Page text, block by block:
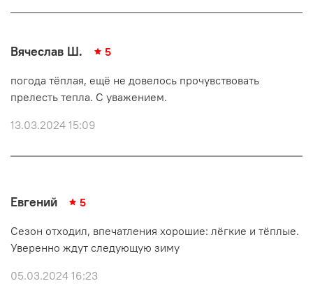
Вячеслав Ш. 5
погода тёплая, ещё не довелось прочувствовать
прелесть тепла. С уважением.
13.03.2024 15:09
Евгений 5
Сезон отходил, впечатления хорошие: лёгкие и тёплые.
Уверенно ждут следующую зиму
05.03.2024 16:23